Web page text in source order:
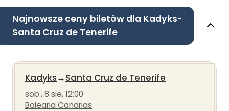
Najnowsze ceny biletów dla Kadyks-
Santa Cruz de Tenerife
Kadyks→Santa Cruz de Tenerife
sob., 8 sie, 12:00
Balearia Canarias